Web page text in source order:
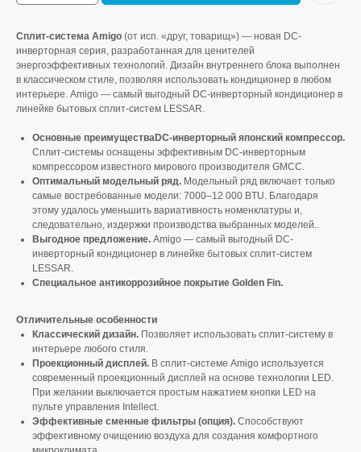
Сплит-система Amigo (от исп. «друг, товарищ») — новая DC-
инверторная серия, разработанная для ценителей
энергоэффективных технологий. Дизайн внутреннего блока выполнен
в классическом стиле, позволяя использовать кондиционер в любом
интерьере. Amigo — самый выгодный DC-инверторный кондиционер в
линейке бытовых сплит-систем LESSAR.
Основные преимуществаDC-инверторный японский компрессор.
Сплит-системы оснащены эффективным DC-инверторным
компрессором известного мирового производителя GMCC.
Оптимальный модельный ряд. Модельный ряд включает только
самые востребованные модели: 7000–12 000 BTU. Благодаря
этому удалось уменьшить вариативность номенклатуры и,
следовательно, издержки производства выбранных моделей..
Выгодное предложение. Amigo — самый выгодный DC-
инверторный кондиционер в линейке бытовых сплит-систем
LESSAR.
Специальное антикоррозийное покрытие Golden Fin.
Отличительные особенности
Классический дизайн. Позволяет использовать сплит-систему в
интерьере любого стиля.
Проекционный дисплей. В сплит-системе Amigo используется
современный проекционный дисплей на основе технологии LED.
При желании выключается простым нажатием кнопки LED на
пульте управления Intellect.
Эффективные сменные фильтры (опция). Способствуют
эффективному очищению воздуха для создания комфортного